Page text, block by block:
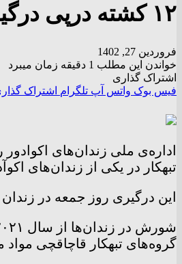
۱۲ کشته درپی درگیری در زندان خطرناکترین شهر اکوادور
فروردین 27, 1402
خواندن این مطلب 1 دقیقه زمان میبرد
اشتراک گذاری
فیس بوک واتس آپ تلگرام اشتراک
اداره‌ی ملی زندان‌های
تبهکار در یکی از زندان‌های اکوآدر دست کم ۱۲
این درگیری روز جمعه در
گروه‌های تبهکار قاچاقچی